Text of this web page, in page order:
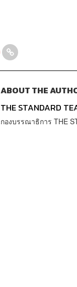
ABOUT THE
THE STANDARD
กองบรรณาธิการ THE